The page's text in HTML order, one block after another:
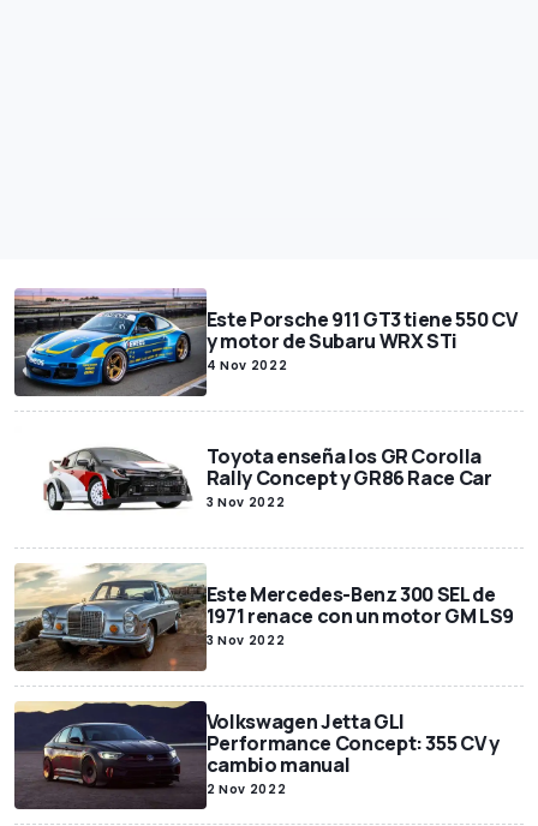
Este Porsche 911 GT3 tiene 550 CV
y motor de Subaru WRX STi
4 Nov 2022
Toyota enseña los GR Corolla
Rally Concept y GR86 Race Car
3 Nov 2022
Este Mercedes-Benz 300 SEL de
1971 renace con un motor GM LS9
3 Nov 2022
Volkswagen Jetta GLI
Performance Concept: 355 CV y
cambio manual
2 Nov 2022